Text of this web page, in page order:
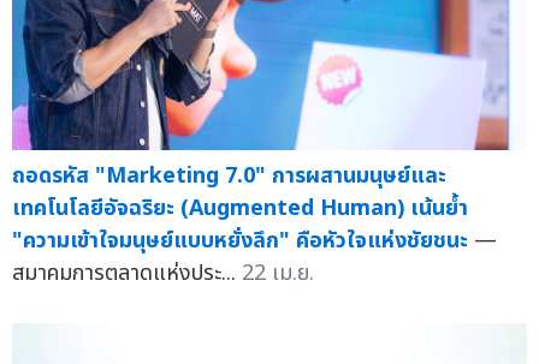
ถอดรหัส "Marketing 7.0" การผสานมนุษย์และ
เทคโนโลยีอัจฉริยะ (Augmented Human) เน้นย้ำ
"ความเข้าใจมนุษย์แบบหยั่งลึก" คือหัวใจแห่งชัยชนะ —
สมาคมการตลาดแห่งประ... 22 เม.ย.